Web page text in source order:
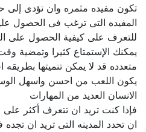
تكون مفيده مثمره وان تؤدى إلى
المفيده التى ترغب فى الحصول
للتعرف على كيفية الحصول على
يمكنك الإستمتاع كثيرا وتمضية وقت
متعدده قد لا يمكن تنميتها بطريقه
يكون اللعب من احسن واسهل
الانسان العديد من المهارات
فإذا كنت تريد ان تتعرف أكثر على
ان تحدد المدينه التى تريد ان تجده